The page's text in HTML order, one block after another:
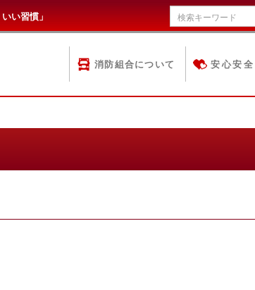
い習慣」
消防組合について 安心安全